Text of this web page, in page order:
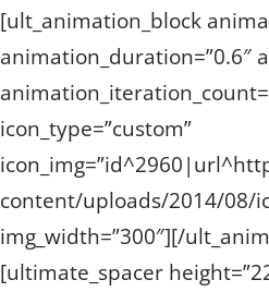
[ult_animation_block
animation_duration=”0.6″
icon_type=”custom”
content/uploads/2014/
img_width=”300″][/
[ultimate_spacer